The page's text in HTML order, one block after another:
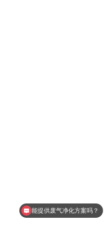
能进行废气处理吗？
能提供废气净化方案吗？